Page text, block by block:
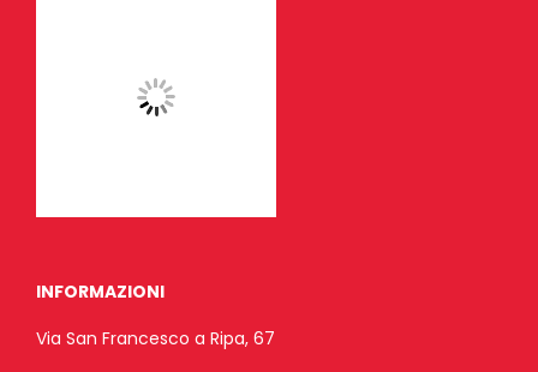
INFORMAZIONI
Via San Francesco a Ripa, 67